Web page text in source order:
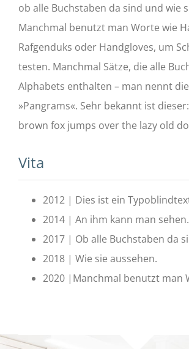
ob alle Buchstaben da sind und wie
Manchmal benutzt man Worte wie
Rafgenduks oder Handgloves, um
testen. Manchmal Sätze, die alle
Alphabets enthalten – man nennt
»Pangrams«. Sehr bekannt ist
brown fox jumps over the lazy old
Vita
2012 | Dies ist ein
2014 | An ihm kann man sehen.
2017 | Ob alle Buchstaben da
2018 | Wie sie aussehen.
2020 |Manchmal benutzt man